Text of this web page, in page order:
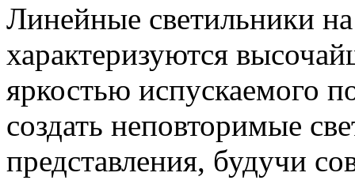
Линейные светильники
характеризуются
яркостью испускаемого
создать неповторимые
представления, будучи